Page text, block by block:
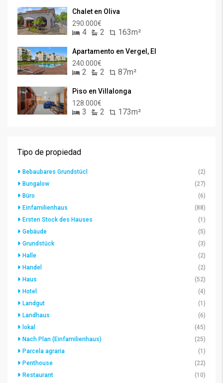
Chalet en Oliva
290.000€
4 2 163m²
Apartamento en Vergel, El
240.000€
2 2 87m²
Piso en Villalonga
128.000€
3 2 173m²
Tipo de propiedad
Bebaubares Grundstücl
(2)
Bungalow
(27)
Büro
(6)
Einfamilienhaus
(88)
Ersten Stock des Hauses
(1)
Gebäude
(5)
Grundstück
(3)
Halle
(2)
Handel
(2)
Haus
(52)
Hotel
(4)
Landgut
(1)
Landhaus
(6)
lokal
(45)
Nach Plan (Einfamilienhaus)
(25)
Parcela agraria
(1)
Penthouse
(22)
Restaurant
(10)